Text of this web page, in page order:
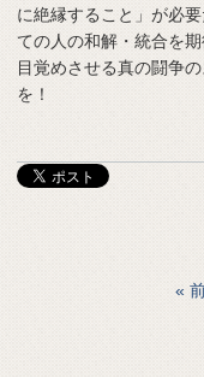
に絶縁すること」が必
ての人の和解・統合を
目覚めさせる真の闘争
を！